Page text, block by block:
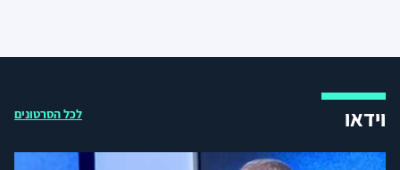
וידאו לכל הסרטונים